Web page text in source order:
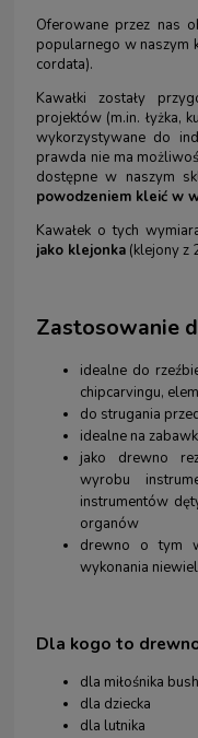
Oferowane przez nas
popularnego w naszym
cordata).
Kawałki zostały
projektów (m.in. łyżka,
wykorzystywane do
prawda nie ma
dostępne w naszym
powodzeniem kleić w
Kawałek o tych
jako klejonka (klejony z
Zastosowanie
idealne do
chipcarvingu,
do strugania
idealne na
jako drewno
wyrobu
instrumentów
organów
drewno o tym
wykonania
Dla kogo to
dla miłośnika
dla dziecka
dla lutnika